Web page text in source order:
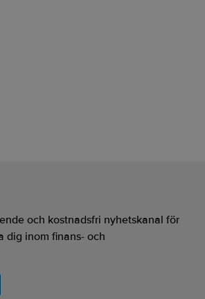
och kostnadsfri nyhetskanal för
dig inom finans- och